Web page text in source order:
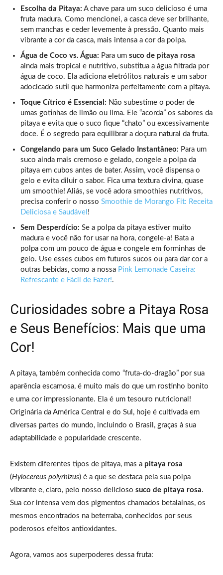
Escolha da Pitaya: A chave para um suco delicioso é uma
fruta madura. Como mencionei, a casca deve ser brilhante,
sem manchas e ceder levemente à pressão. Quanto mais
vibrante a cor da casca, mais intensa a cor da polpa.
Água de Coco vs. Água: Para um suco de pitaya rosa
ainda mais tropical e nutritivo, substitua a água filtrada por
água de coco. Ela adiciona eletrólitos naturais e um sabor
adocicado sutil que harmoniza perfeitamente com a pitaya.
Toque Cítrico é Essencial: Não subestime o poder de
umas gotinhas de limão ou lima. Ele “acorda” os sabores da
pitaya e evita que o suco fique “chato” ou excessivamente
doce. É o segredo para equilibrar a doçura natural da fruta.
Congelando para um Suco Gelado Instantâneo: Para um
suco ainda mais cremoso e gelado, congele a polpa da
pitaya em cubos antes de bater. Assim, você dispensa o
gelo e evita diluir o sabor. Fica uma textura divina, quase
um smoothie! Aliás, se você adora smoothies nutritivos,
precisa conferir o nosso Smoothie de Morango Fit: Receita
Deliciosa e Saudável !
Sem Desperdício: Se a polpa da pitaya estiver muito
madura e você não for usar na hora, congele-a! Bata a
polpa com um pouco de água e congele em forminhas de
gelo. Use esses cubos em futuros sucos ou para dar cor a
outras bebidas, como a nossa Pink Lemonade Caseira:
Refrescante e Fácil de Fazer!.
Curiosidades sobre a Pitaya Rosa
e Seus Benefícios: Mais que uma
Cor!
A pitaya, também conhecida como “fruta-do-dragão” por sua
aparência escamosa, é muito mais do que um rostinho bonito
e uma cor impressionante. Ela é um tesouro nutricional!
Originária da América Central e do Sul, hoje é cultivada em
diversas partes do mundo, incluindo o Brasil, graças à sua
adaptabilidade e popularidade crescente.
Existem diferentes tipos de pitaya, mas a pitaya rosa
(Hylocereus polyrhizus) é a que se destaca pela sua polpa
vibrante e, claro, pelo nosso delicioso suco de pitaya rosa.
Sua cor intensa vem dos pigmentos chamados betalaínas, os
mesmos encontrados na beterraba, conhecidos por seus
poderosos efeitos antioxidantes.
Agora, vamos aos superpoderes dessa fruta: